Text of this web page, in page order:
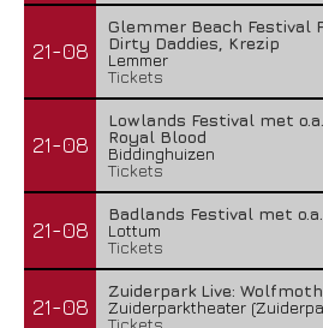
21-08
Glemmer Beach Festival
Dirty Daddies, Krezip
Lemmer
Tickets
21-08
Lowlands Festival met
Royal Blood
Biddinghuizen
Tickets
21-08
Badlands Festival met
Lottum
Tickets
21-08
Zuiderpark Live:
Zuiderparktheater
Tickets